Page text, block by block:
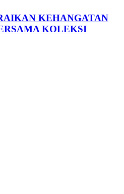
KEHANGATAN
KOLEKSI